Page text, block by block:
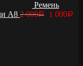
Ремень
А8 2 000Р 1 000Р